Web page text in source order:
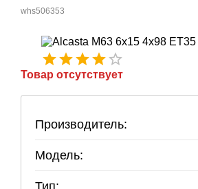
whs506353
Товар отсутствует
Производитель:
Модель:
Тип: